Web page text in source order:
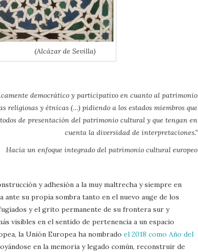
(Alcázar de Sevilla)
democrático y participativo en cuanto al patrimonio
religiosas y étnicas (…) pidiendo a los estados miembros que
de presentación del patrimonio cultural y que tengan en
cuenta la diversidad de interpretaciones.”
Hacia un enfoque integrado del patrimonio cultural europeo
y adhesión a la muy maltrecha y siempre en
ante su propia sombra tanto en el nuevo auge de los
y el grito permanente de su frontera sur y
visibles en el sentido de pertenencia a un espacio
la Unión Europea ha nombrado el 2018 como Año del
en la memoria y legado común, reconstruir de